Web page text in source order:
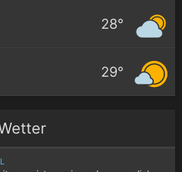
28°
29°